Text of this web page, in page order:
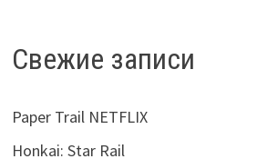
Свежие записи
Paper Trail NETFLIX
Honkai: Star Rail